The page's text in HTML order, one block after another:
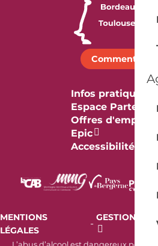
Comment venir
Infos pratiques
Espace
Offres d'emploi &
Epic
Accessibilité
MENTIONS
LÉGALES
-
GESTION DES